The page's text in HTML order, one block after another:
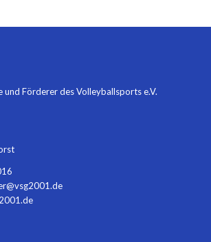
und Förderer des Volleyballsports e.V.